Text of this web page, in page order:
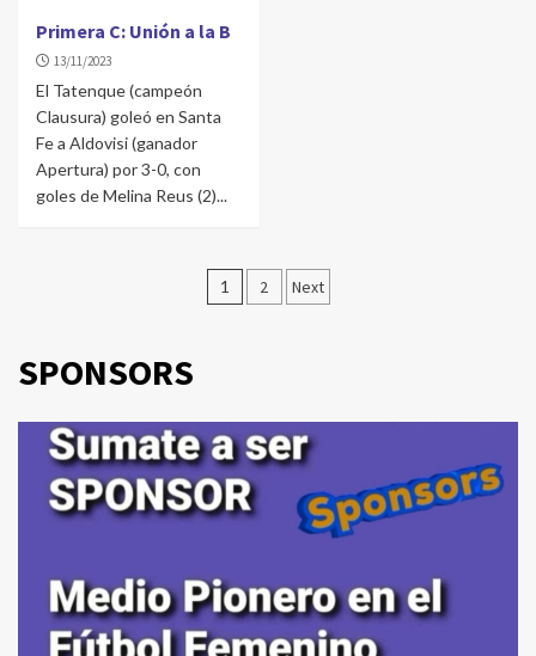
Primera C: Unión a la B
13/11/2023
El Tatenque (campeón
Clausura) goleó en Santa
Fe a Aldovisi (ganador
Apertura) por 3-0, con
goles de Melina Reus (2)...
Navegación
1 2 Next
SPONSORS